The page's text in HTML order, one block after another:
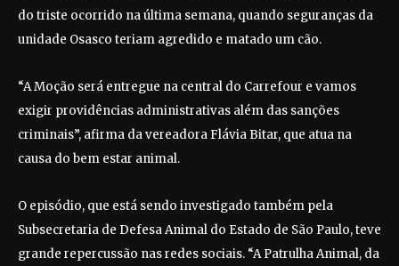
do triste ocorrido na última semana, quando seguranças da
unidade Osasco teriam agredido e matado um cão.
“A Moção será entregue na central do Carrefour e vamos
exigir providências administrativas além das sanções
criminais”, afirma da vereadora Flávia Bitar, que atua na
causa do bem estar animal.
O episódio, que está sendo investigado também pela
Subsecretaria de Defesa Animal do Estado de São Paulo, teve
grande repercussão nas redes sociais. “A Patrulha Animal, da